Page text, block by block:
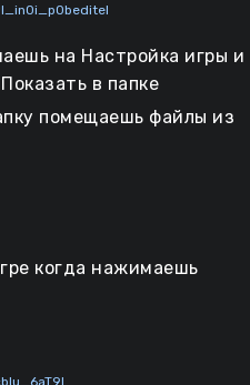
так же работает с
другими. при
перезайти в игру, но я
на Настройка игры и
в папке
помещаешь файлы из
когда нажимаешь